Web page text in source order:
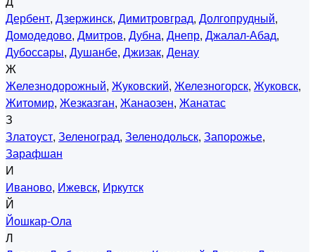
Дербент, Дзержинск, Димитровград, Долгопрудный,
Домодедово, Дмитров, Дубна, Днепр, Джалал-Абад,
Дубоссары, Душанбе, Джизак, Денау
Ж
Железнодорожный, Жуковский, Железногорск, Жуковск,
Житомир, Жезказган, Жанаозен, Жанатас
З
Златоуст, Зеленоград, Зеленодольск, Запорожье,
Зарафшан
И
Иваново, Ижевск, Иркутск
Й
Йошкар-Ола
Л